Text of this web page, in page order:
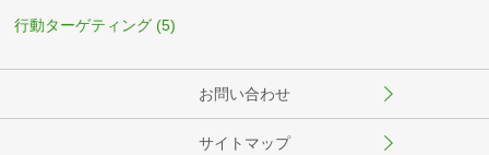
行動ターゲティング (5)
お問い合わせ
サイトマップ